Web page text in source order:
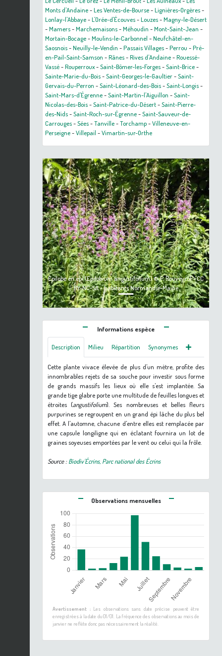
Monts d'Andaine-Les Ventes-de-Bourse-Lignières-Orgères-
Lonlay-l'Abbaye-L'Orée-d'Écouves-Louzes-Magny-le-Désert
-Mamers-Marchemaisons-Méhoudin -Mont-Saint-Jean -
Mortain-Bocage-Moulins-le-Carbonnel -Neufchâtel-en-
Saosnois-Neuilly-le-Vendin -Passais Villages-Perrou -Pré-
en-Pail-Saint-Samson -Rânes-Rives d'Andaine-Rouessé-
Vassé-Rouperroux-Saint-Bômer-les-Forges-Saint-Brice-
Sainte-Marie-du-Bois-Saint-Georges-le-Gaultier-Saint-
Gervais-du-Perron -Saint-Léonard-des-Bois-Saint-Longis-
Saint-Mars-d'Égrenne-Saint-Martin-l'Aiguillon -Saint-
Nicolas-des-Bois-Saint-Patrice-du-Désert-Saint-Pierre-
des-Nids-Saint-Roch-sur-Égrenne-Saint-Sauveur-de-
Carrouges-Sées-Tanville-Torchamp-Villeneuve-en-
Perseigne-Villepail -Vimartin-sur-Orthe
Épilobe en épi (Epilobium angustifolium) © P. Rouveyrol - CC
BY-NC-SA - habitants Normandie-Maine
Previous Next
Informations espèce
Description Milieu Répartition Synonymes
Cette plante vivace élevée de plus d'un mètre, profite des
innombrables rejets de sa souche pour investir sous forme
de grands massifs les lieux où elle s'est implantée. Sa
grande tige glabre porte une multitude de feuilles longues et
étroites (angustifolium). Ses nombreuses et belles fleurs
purpurines se regroupent en un grand épi lâche du plus bel
effet. A l'automne, chacune d'entre elles est remplacée par
une capsule longiligne qui en éclatant fournira un lot de
graines soyeuses emportées par le vent ou celui qui la frôle.
Source : Biodiv'Écrins, Parc national des Écrins
Observations mensuelles
Avertissement :Les observations sans date précise peuvent être
enregistrées à la date du 01/01. La fréquence des observations au mois de
janvier ne reflète donc pas nécessairement la réalité.